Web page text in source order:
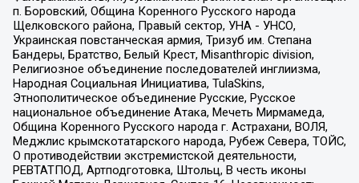
п. Боровский, Община Коренного Русского народа
Щелковского района, Правый сектор, УНА - УНСО,
Украинская повстанческая армия, Тризуб им. Степана
Бандеры, Братство, Белый Крест, Misanthropic division,
Религиозное объединение последователей инглиизма,
Народная Социальная Инициатива, TulaSkins,
Этнополитическое объединение Русские, Русское
национальное объединение Атака, Мечеть Мирмамеда,
Община Коренного Русского народа г. Астрахани, ВОЛЯ,
Меджлис крымскотатарского народа, Рубеж Севера, ТОЙС,
О противодействии экстремистской деятельности,
РЕВТАТПОД, Артподготовка, Штольц, В честь иконы